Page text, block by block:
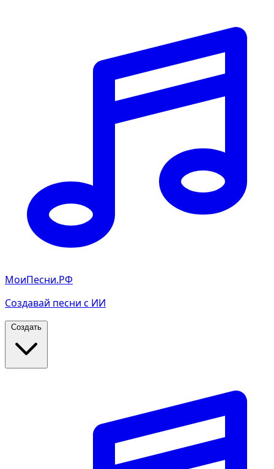
МоиПесни.РФ
Создавай песни с ИИ
Создать